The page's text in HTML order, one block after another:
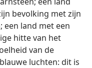
bevolking met zijn
land met een
hitte van het
van de
luchten: dit is